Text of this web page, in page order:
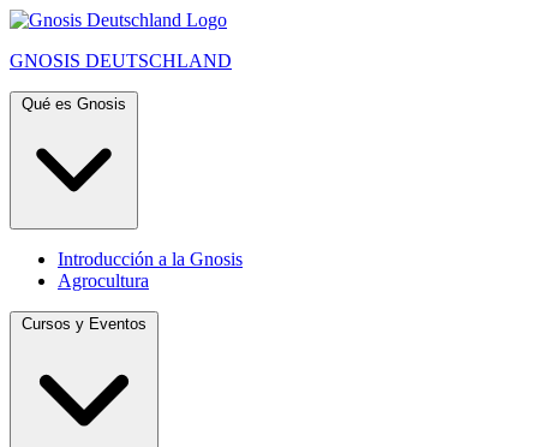
GNOSIS DEUTSCHLAND
Qué es Gnosis
Introducción a la Gnosis
Agrocultura
Cursos y Eventos